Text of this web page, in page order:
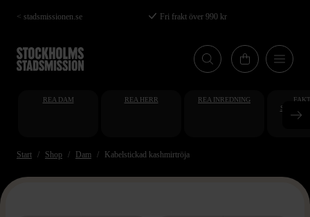
Hoppa
till
huvudinnehåll
< stadsmissionen.se Fri frakt över 990 kr
REA DAM REA HERR REA INREDNING
Start Shop Dam Kabelstickad kashmirtröja